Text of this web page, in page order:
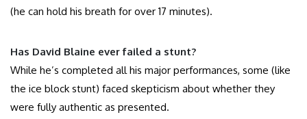
(he can hold his breath for over 17 minutes).
Has David Blaine ever failed a stunt?
While he’s completed all his major performances, some (like
the ice block stunt) faced skepticism about whether they
were fully authentic as presented.